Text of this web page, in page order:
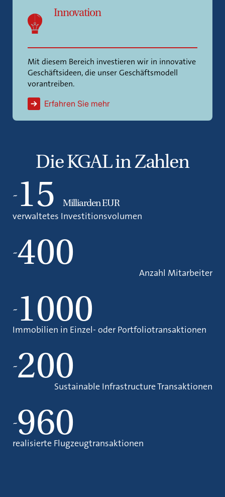
Innovation
Mit diesem Bereich investieren wir in innovative
Geschäftsideen, die unser Geschäftsmodell
vorantreiben.
Erfahren Sie mehr
Die KGAL in Zahlen
~15 Milliarden EUR
verwaltetes Investitionsvolumen
~400 Anzahl Mitarbeiter
~1000
Immobilien in Einzel- oder Portfoliotransaktionen
~200Sustainable Infrastructure Transaktionen
~960
realisierte Flugzeugtransaktionen